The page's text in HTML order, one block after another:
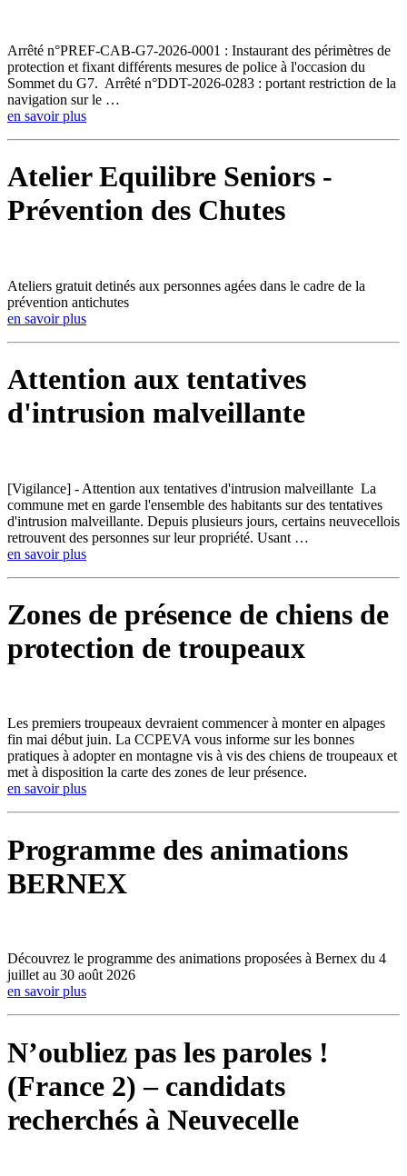
Arrêté n°PREF-CAB-G7-2026-0001 : Instaurant des périmètres de
protection et fixant différents mesures de police à l'occasion du
Sommet du G7. Arrêté n°DDT-2026-0283 : portant restriction de la
navigation sur le …
en savoir plus
Atelier Equilibre Seniors -
Prévention des Chutes
Ateliers gratuit detinés aux personnes agées dans le cadre de la
prévention antichutes
en savoir plus
Attention aux tentatives
d'intrusion malveillante
[Vigilance] - Attention aux tentatives d'intrusion malveillante La
commune met en garde l'ensemble des habitants sur des tentatives
d'intrusion malveillante. Depuis plusieurs jours, certains neuvecellois
retrouvent des personnes sur leur propriété. Usant …
en savoir plus
Zones de présence de chiens de
protection de troupeaux
Les premiers troupeaux devraient commencer à monter en alpages
fin mai début juin. La CCPEVA vous informe sur les bonnes
pratiques à adopter en montagne vis à vis des chiens de troupeaux et
met à disposition la carte des zones de leur présence.
en savoir plus
Programme des animations
BERNEX
Découvrez le programme des animations proposées à Bernex du 4
juillet au 30 août 2026
en savoir plus
N’oubliez pas les paroles !
(France 2) – candidats
recherchés à Neuvecelle